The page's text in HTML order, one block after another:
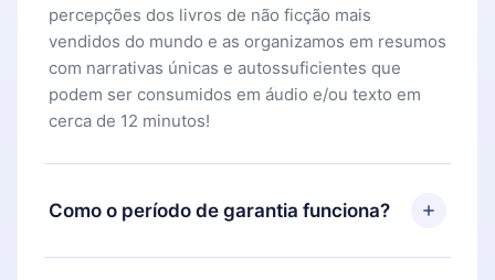
percepções dos livros de não ficção mais
vendidos do mundo e as organizamos em resumos
com narrativas únicas e autossuficientes que
podem ser consumidos em áudio e/ou texto em
cerca de 12 minutos!
Como o período de garantia funciona?
Você pode baixar nosso aplicativo e começar a